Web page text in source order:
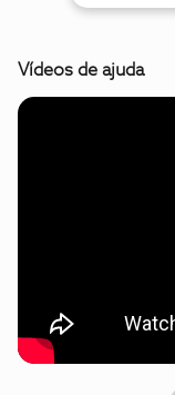
Vídeos de ajuda